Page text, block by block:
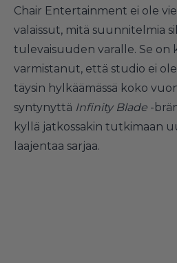
Chair Entertainment ei ole
valaissut, mitä suunnitelmia
tulevaisuuden varalle. Se on
varmistanut, että studio ei
täysin hylkäämässä koko
syntynyttä Infinity Blade -
kyllä jatkossakin tutkimaan
laajentaa sarjaa.